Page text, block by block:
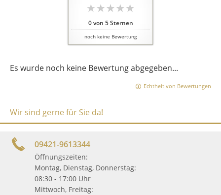
0von 5Sternen
noch keine Bewertung
Es wurde noch keine Bewertung abgegeben...
Echtheit von Bewertungen
Wir sind gerne für Sie da!
09421-9613344
Öffnungszeiten:
Montag, Dienstag, Donnerstag:
08:30 - 17:00 Uhr
Mittwoch, Freitag: